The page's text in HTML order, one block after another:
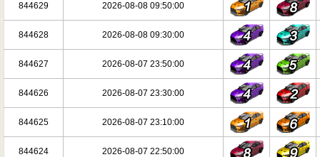
844629 2026-08-08 09:50:00
844628 2026-08-08 09:30:00
844627 2026-08-07 23:50:00
844626 2026-08-07 23:30:00
844625 2026-08-07 23:10:00
844624 2026-08-07 22:50:00